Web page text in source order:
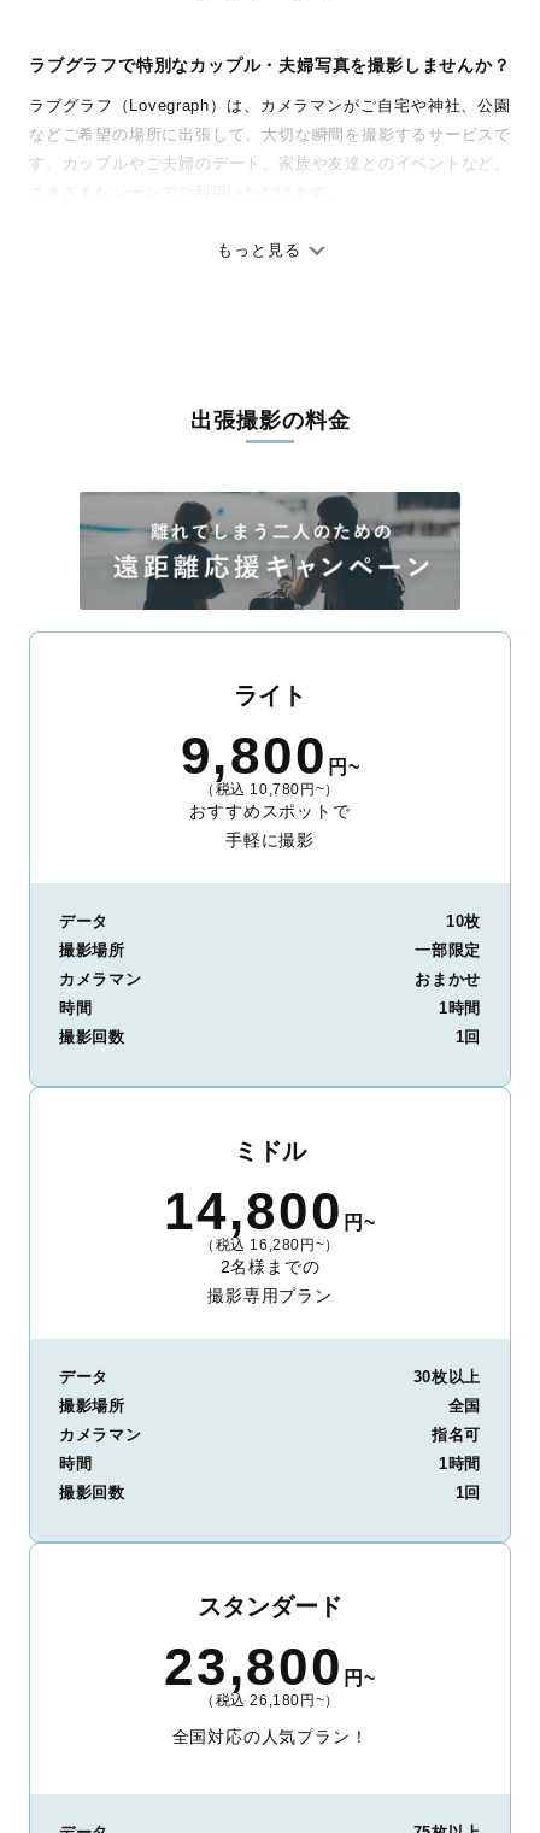
ラブグラフで特別なカップル・夫婦写真を撮影しませんか？
ラブグラフ（Lovegraph）は、カメラマンがご自宅や神社、公園
などご希望の場所に出張して、大切な瞬間を撮影するサービスで
す。カップルやご夫婦のデート、家族や友達とのイベントなど、
ありのままの空気感を大切に、何十年経っても見返したくなるよ
ィを身につけたプロのカメラマンが全国47都道府県に在籍してい
ます。創業10年のノウハウを活かし、思い出に残る素敵な撮影体
丁寧なレタッチで思い出を美しく仕上げます
撮影後は、独自の編集技術で写真の明るさや色合いを丁寧に調
整。自然な雰囲気を残しつつも、おしゃれで洗練された仕上がり
に。きっと「こんな写真を撮ってほしかった！」と思える一枚に
出会えます。まずは、ラブグラフの
もっと見る
出張撮影の料金
ライト
9,800 円~
（税込 10,780円~）
おすすめスポットで
手軽に撮影
データ
10枚
撮影場所
一部限定
カメラマン
おまかせ
時間
1時間
撮影回数
1回
ミドル
14,800 円~
（税込 16,280円~）
2名様までの
撮影専用プラン
データ
30枚以上
撮影場所
全国
カメラマン
指名可
時間
1時間
撮影回数
1回
スタンダード
23,800 円~
（税込 26,180円~）
全国対応の人気プラン！